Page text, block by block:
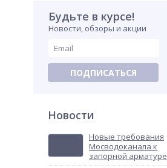
Будьте в курсе!
Новости, обзоры и акции
ПОДПИСАТЬСЯ
Новости
Новые требования
Мосводоканала к
запорной арматуре